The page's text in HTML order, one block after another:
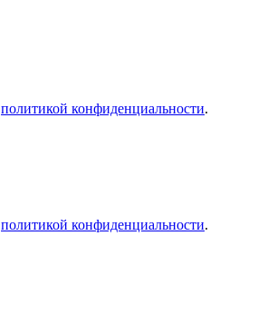
политикой конфиденциальности.
политикой конфиденциальности.